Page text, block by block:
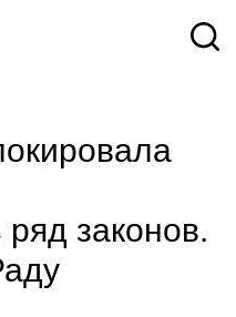
ряд законов.